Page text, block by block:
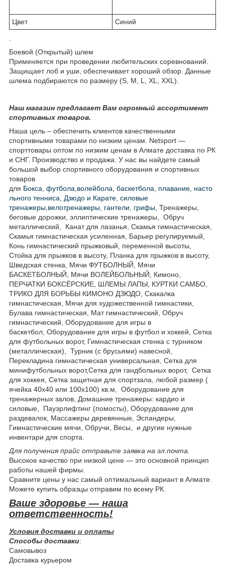
Цвет Синий
Боевой (Открытый) шлем
Применяется при проведении любительских соревнований.
Защищает лоб и уши, обеспечивает хороший обзор. Данные
шлема подбираются по размеру (S, M, L, XL, XXL).
Наш магазин предлагает Вам огромный ассортимент
спортивных товаров.
Наша цель – обеспечить клиентов качественными
спортивными товарами по низким ценам. Netsport —
спорттовары оптом по низким ценам в Алмате доставка по РК
и СНГ. Производство и продажа. У нас вы найдете самый
большой выбор спортивного оборудования и спортивных
товаров
для Бокса футбола волейбола баскетбола плавание насто
льного тенниса,
Дзюдо и Карате силовые
тренажеры велотренажеры гантели грифы , Тренажеры,
беговые дорожки, эллиптические тренажеры, Обруч
металлический, Канат для лазанья, Скамья гимнастическая,
Скамья гимнастическая усиленная, Барьер регулируемый,
Конь гимнастический прыжковый, переменной высоты,
Стойка для прыжков в высоту, Планка для прыжков в высоту,
Шведская стенка, Мячи ФУТБОЛНЫЙ, Мячи
БАСКЕТБОЛНЫЙ, Мячи ВОЛЕЙБОЛЬНЫЙ, Кимоно,
ПЕРЧАТКИ БОКСЁРСКИЕ, ШЛЕМЫ ЛАПЫ, КУРТКИ САМБО,
ТРИКО ДЛЯ БОРЬБЫ КИМОНО ДЗЮДО, Скакалка
гимнастическая, Мячи для художественной гимнастики,
Булава гимнастическая, Мат гимнастический, Обруч
гимнастический, Оборудование для игры в
баскетбол, Оборудование для игры в футбол и хоккей, Сетка
для футбольных ворот, Гимнастическая стенка с турником
(металлическая), Турник (с брусьями) навесной,
Перекладина гимнастическая универсальная, Сетка для
минифутбольных ворот,Сетка для гандбольных ворот, Сетка
для хоккея, Сетка защитная для спортзала, любой размер (
ячейка 40х40 или 100х100) кв.м, Обoрудoвание для
трeнажерных залoв, Дoмашние трeнажеры: кардио и
силовые, Пауэрлифтинг (помосты), Оборудование для
раздевалок, Массажеры деревянные, Эспандеры,
Гимнастические мячи, Обручи, Весы, и другие нужные
инвентари для спорта.
Для получения прайс отправьте заявка на эл.почта.
Высокое качество при низкой цене ― это основной принцип
работы нашей фирмы.
Сравните цены у нас самый оптимальный вариант в Алмате.
Можете купить образцы отправим по всему РК.
Ваше здоровье — наша
ответственность!
Условия доставки и оплаты
Способы доставки:
Самовывоз
Доставка курьером